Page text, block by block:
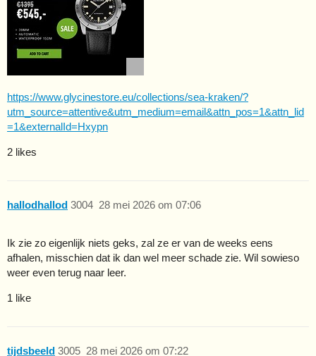
https://www.glycinestore.eu/collections/sea-kraken/?
utm_source=attentive&utm_medium=email&attn_pos=1&attn_lid
=1&externalId=Hxypn
2 likes
hallodhallod 28 mei 2026 om 07:06
3004
Ik zie zo eigenlijk niets geks, zal ze er van de weeks eens
afhalen, misschien dat ik dan wel meer schade zie. Wil sowieso
weer even terug naar leer.
1 like
tijdsbeeld 28 mei 2026 om 07:22
3005